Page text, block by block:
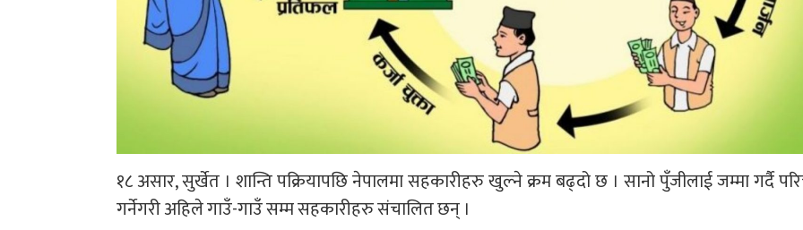
१८ असार, सुर्खेत । शान्ति पक्रियापछि नेपालमा सहकारीहरु खुल्ने क्रम बढ्दो छ । सानो पुँजीलाई जम्मा गर्दै
गर्नेगरी अहिले गाउँ-गाउँ सम्म सहकारीहरु संचालित छन् ।